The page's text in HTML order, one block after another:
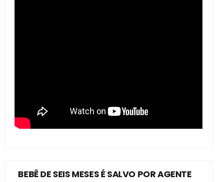
BEBÊ DE SEIS MESES É SALVO POR AGENTE